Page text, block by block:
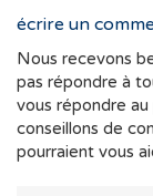
écrire un
Nous recevons
pas répondre à
vous répondre
conseillons de
pourraient vous